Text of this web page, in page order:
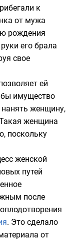
к
от мужа
рождения
его брала
свое
ей
бы имущество
женщину,
женщина
поскольку
женской
путей
после
. Это сделало
от